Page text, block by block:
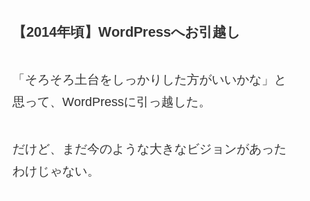
【2014年頃】WordPressへお引越し
「そろそろ土台をしっかりした方がいいかな」と
思って、WordPressに引っ越した。
だけど、まだ今のような大きなビジョンがあった
わけじゃない。